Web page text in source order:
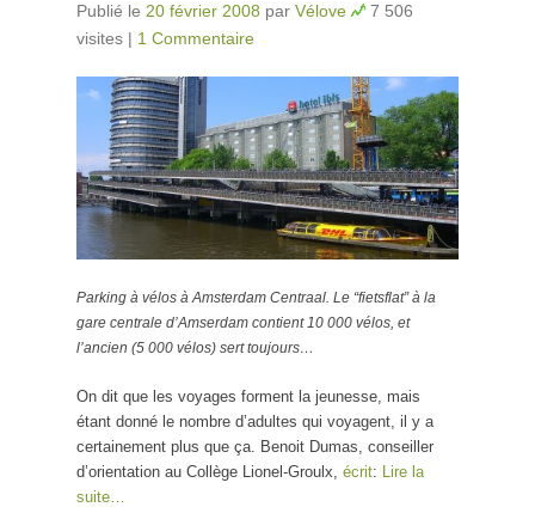
Publié le 20 février 2008 par Vélove
7 506
visites | 1 Commentaire
Parking à vélos à Amsterdam Centraal. Le “fietsflat” à la
gare centrale d’Amserdam contient 10 000 vélos, et
l’ancien (5 000 vélos) sert toujours…
On dit que les voyages forment la jeunesse, mais
étant donné le nombre d’adultes qui voyagent, il y a
certainement plus que ça. Benoit Dumas, conseiller
d’orientation au Collège Lionel-Groulx, écrit: Lire la
suite…